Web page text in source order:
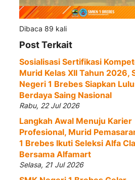
Dibaca 89 kali
Post Terkait
Sosialisasi Sertifikasi
Murid Kelas XII Tahun 2026,
Negeri 1 Brebes Siapkan
Berdaya Saing Nasional
Rabu, 22 Jul 2026
Langkah Awal Menuju Karier
Profesional, Murid
1 Brebes Ikuti Seleksi Alfa
Bersama Alfamart
Selasa, 21 Jul 2026